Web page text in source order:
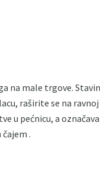
na male trgove.
raširite se na
u pećnicu, a
.